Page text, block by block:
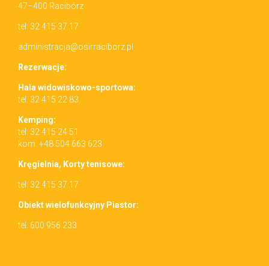
47–400 Racibórz
tel. 32 415 37 17
administracja@osirraciborz.pl
Rez­erwac­je:
Hala wid­owiskowo-sportowa:
tel. 32 415 22 83
Kemp­ing:
tel. 32 415 24 51
kom. +48 504 663 623
Kręgiel­nia, Korty tenisowe:
tel. 32 415 37 17
Obiekt wielo­funkcyjny Piastor:
tel. 600 956 233